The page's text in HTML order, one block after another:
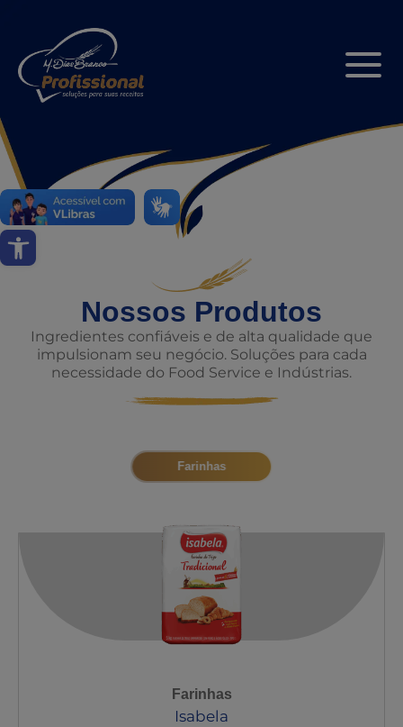
Abrir a barra de ferramentas
Nossos Produtos
Ingredientes confiáveis e de alta qualidade que
impulsionam seu negócio. Soluções para cada
necessidade do Food Service e Indústrias.
Farinhas
Farinhas
Isabela